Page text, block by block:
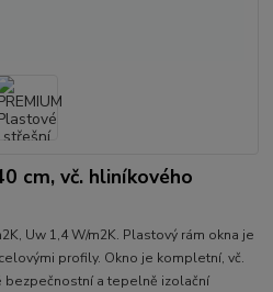
cm, vč. hliníkového
Uw 1,4 W/m2K. Plastový rám okna je
profily. Okno je kompletní, vč.
a tepelně izolační